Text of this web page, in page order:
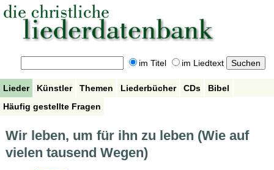
im Titel im Liedtext
Lieder Künstler Themen Liederbücher CDs
Bibel
Häufig gestellte Fragen
Wir leben, um für ihn zu leben (Wie auf
vielen tausend Wegen)